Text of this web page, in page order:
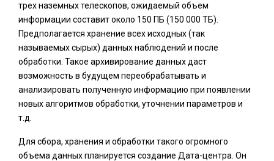
трех наземных телескопов, ожидаемый объем
информации составит около 150 ПБ (150 000 ТБ).
Предполагается хранение всех исходных (так
называемых сырых) данных наблюдений и после
обработки. Такое архивирование данных даст
возможность в будущем переобрабатывать и
анализировать полученную информацию при появлении
новых алгоритмов обработки, уточнении параметров и
т.д.
Для сбора, хранения и обработки такого огромного
объема данных планируется создание Дата-центра. Он